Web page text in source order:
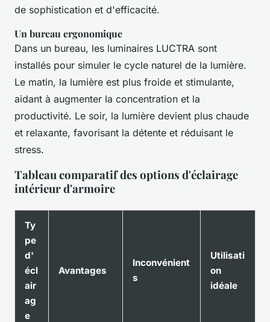
de sophistication et d'efficacité.
Un bureau ergonomique
Dans un bureau, les luminaires LUCTRA sont
installés pour simuler le cycle naturel de la lumière.
Le matin, la lumière est plus froide et stimulante,
aidant à augmenter la concentration et la
productivité. Le soir, la lumière devient plus chaude
et relaxante, favorisant la détente et réduisant le
stress.
Tableau comparatif des options d'éclairage
intérieur d'armoire
Ty
pe
d'
écl
air
ag
e
Avantages
Inconvénient
s
Utilisati
on
idéale